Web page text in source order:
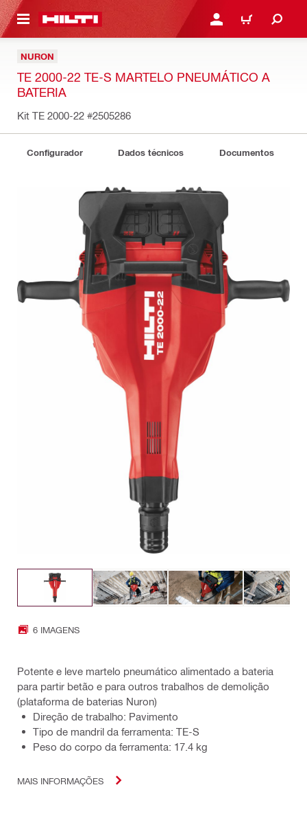
CONTENT ENTRAR OU REGISTAR
CARRINHO
NURON
TE 2000-22 TE-S MARTELO PNEUMÁTICO A
BATERIA
Kit TE 2000-22 #2505286
Configurador Dados técnicos Documentos
6 IMAGENS
Potente e leve martelo pneumático alimentado a bateria
para partir betão e para outros trabalhos de demolição
(plataforma de baterias Nuron)
Direção de trabalho: Pavimento
Tipo de mandril da ferramenta: TE-S
Peso do corpo da ferramenta: 17.4 kg
MAIS INFORMAÇÕES